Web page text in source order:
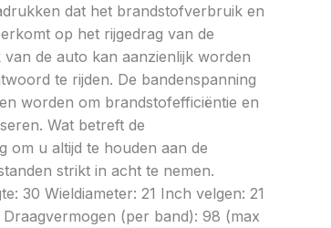
dat het brandstofverbruik en
op het rijgedrag van de
de auto kan aanzienlijk worden
te rijden. De bandenspanning
worden om brandstofefficiëntie en
Wat betreft de
om u altijd te houden aan de
strikt in acht te nemen.
30 Wieldiameter: 21 Inch velgen: 21
(per band): 98 (max